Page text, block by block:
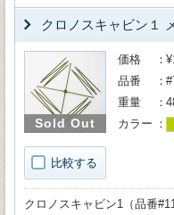
クロノスキャビン１
Sold Out
比較する
価格
品番
重量
カラー
クロノスキャビン1（品番